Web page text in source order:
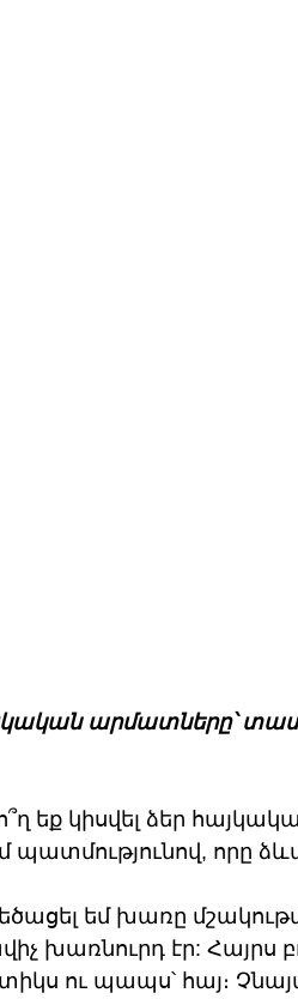
արմատները՝
եք կիսվել ձեր
պատմությունով, որը
եմ խառը
խառնուրդ էր: Հայրս
ու պապս՝ հայ։